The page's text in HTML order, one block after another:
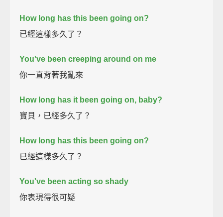
How long has this been going on?
已經這樣多久了？
You've been creeping around on me
你一直背著我亂來
How long has it been going on, baby?
寶貝，已經多久了？
How long has this been going on?
已經這樣多久了？
You've been acting so shady
你表現得很可疑